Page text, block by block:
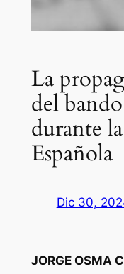
La
del
durante
Española
Dic 30,
JORGE OSMA